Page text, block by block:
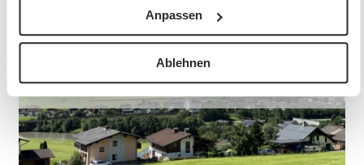
Anpassen
Ablehnen
Um Videos abzuspielen, akzeptieren Sie